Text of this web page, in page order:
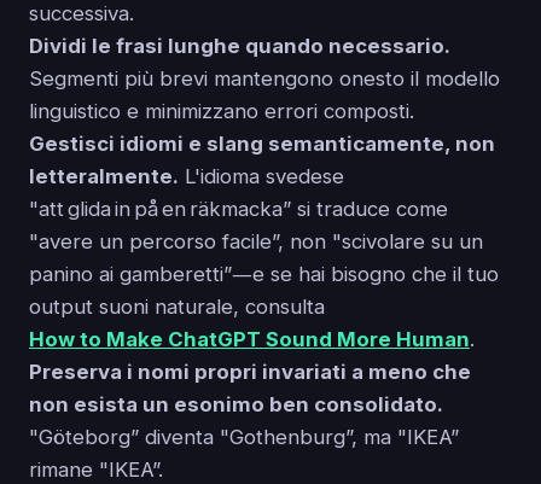
successiva.
Dividi le frasi lunghe quando necessario.
Segmenti più brevi mantengono onesto il modello
linguistico e minimizzano errori composti.
Gestisci idiomi e slang semanticamente, non
letteralmente. L'idioma svedese
"att glida in på en räkmacka” si traduce come
"avere un percorso facile”, non "scivolare su un
panino ai gamberetti”―e se hai bisogno che il tuo
output suoni naturale, consulta
How to Make ChatGPT Sound More Human.
Preserva i nomi propri invariati a meno che
non esista un esonimo ben consolidato.
"Göteborg” diventa "Gothenburg”, ma "IKEA”
rimane "IKEA”.